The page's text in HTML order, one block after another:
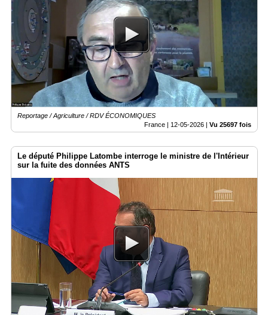
Reportage / Agriculture / RDV ÉCONOMIQUES
France | 12-05-2026 Vu 25697 fois
Le député Philippe Latombe interroge le ministre de l'Intérieur
sur la fuite des données ANTS